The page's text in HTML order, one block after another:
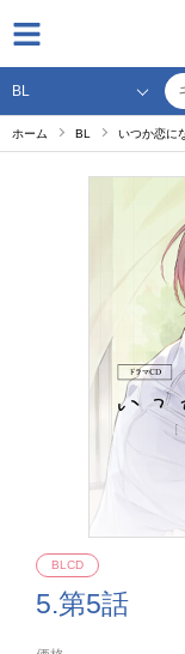
ホーム BL いつか恋に
5.第5話
BLCD